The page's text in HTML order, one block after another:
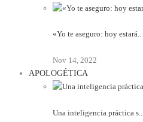
«Yo te aseguro: hoy estará..
Nov 14, 2022
APOLOGÉTICA
Una inteligencia práctica s..